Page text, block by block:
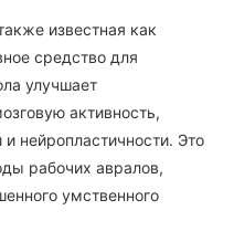
известная как
средство для
улучшает
активность,
нейропластичности. Это
рабочих авралов,
умственного